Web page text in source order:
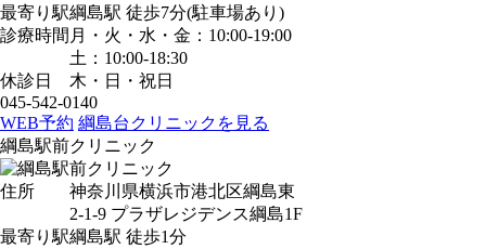
最寄り駅綱島駅 徒歩7分(駐車場あり)
診療時間 月・火・水・金：10:00-19:00
土：10:00-18:30
休診日
木・日・祝日
045-542-0140
WEB予約 綱島台クリニックを見る
綱島駅前クリニック
住所
神奈川県横浜市港北区綱島東
2-1-9 プラザレジデンス綱島1F
最寄り駅綱島駅 徒歩1分